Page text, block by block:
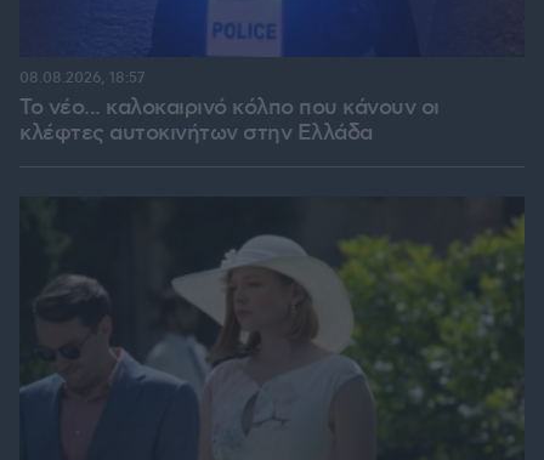
Το νέο... καλοκαιρινό κόλπο που κάνουν οι
κλέφτες αυτοκινήτων στην Ελλάδα
08.08.2026, 18:57